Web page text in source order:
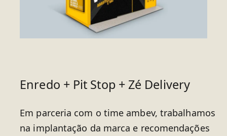
Enredo + Pit Stop + Zé Delivery
Em parceria com o time ambev, trabalhamos
na implantação da marca e recomendações